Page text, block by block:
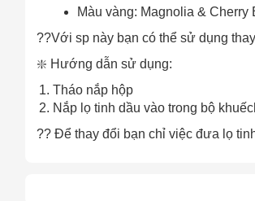
Màu vàng: Magnolia &
??Với sp này bạn có thể sử dụng
❇️ Hướng dẫn sử dụng:
Tháo nắp hộp
Nắp lọ tinh dầu vào trong bộ
?? Để thay đổi bạn chỉ việc đưa lọ